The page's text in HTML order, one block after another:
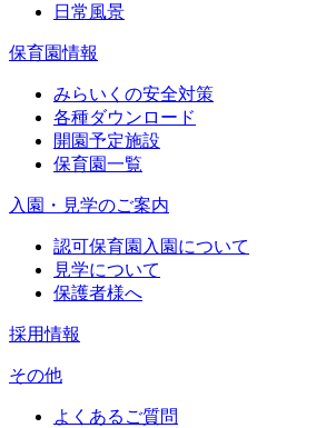
日常風景
保育園情報
みらいくの安全対策
各種ダウンロード
開園予定施設
保育園一覧
入園・見学のご案内
認可保育園入園について
見学について
保護者様へ
採用情報
その他
よくあるご質問